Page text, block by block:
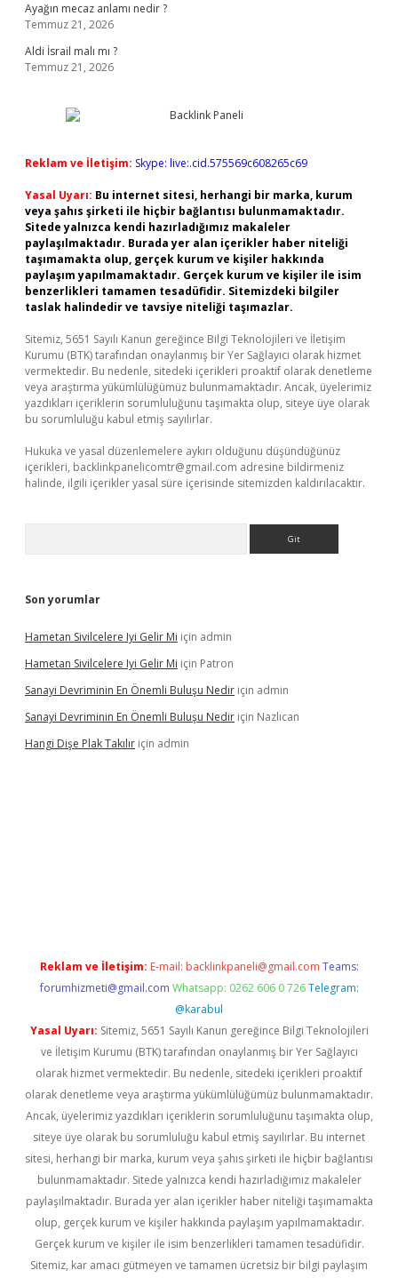
Ayağın mecaz anlamı nedir ?
Temmuz 21, 2026
Aldi İsrail malı mı ?
Temmuz 21, 2026
Reklam ve İletişim: Skype: live:.cid.575569c608265c69
Yasal Uyarı: Bu internet sitesi, herhangi bir marka, kurum
veya şahıs şirketi ile hiçbir bağlantısı bulunmamaktadır.
Sitede yalnızca kendi hazırladığımız makaleler
paylaşılmaktadır. Burada yer alan içerikler haber niteliği
taşımamakta olup, gerçek kurum ve kişiler hakkında
paylaşım yapılmamaktadır. Gerçek kurum ve kişiler ile isim
benzerlikleri tamamen tesadüfidir. Sitemizdeki bilgiler
taslak halindedir ve tavsiye niteliği taşımazlar.
Sitemiz, 5651 Sayılı Kanun gereğince Bilgi Teknolojileri ve İletişim
Kurumu (BTK) tarafından onaylanmış bir Yer Sağlayıcı olarak hizmet
vermektedir. Bu nedenle, sitedeki içerikleri proaktif olarak denetleme
veya araştırma yükümlülüğümüz bulunmamaktadır. Ancak, üyelerimiz
yazdıkları içeriklerin sorumluluğunu taşımakta olup, siteye üye olarak
bu sorumluluğu kabul etmiş sayılırlar.
Hukuka ve yasal düzenlemelere aykırı olduğunu düşündüğünüz
içerikleri, backlinkpanelicomtr@gmail.com adresine bildirmeniz
halinde, ilgili içerikler yasal süre içerisinde sitemizden kaldırılacaktır.
Son yorumlar
Hametan Sivilcelere Iyi Gelir Mi için admin
Hametan Sivilcelere Iyi Gelir Mi için Patron
Sanayi Devriminin En Önemli Buluşu Nedir için admin
Sanayi Devriminin En Önemli Buluşu Nedir için Nazlıcan
Hangi Dişe Plak Takılır için admin
Reklam ve İletişim: E-mail: backlinkpaneli@gmail.com Teams:
forumhizmeti@gmail.com Whatsapp: 0262 606 0 726 Telegram:
@karabul
Yasal Uyarı: Sitemiz, 5651 Sayılı Kanun gereğince Bilgi Teknolojileri
ve İletişim Kurumu (BTK) tarafından onaylanmış bir Yer Sağlayıcı
olarak hizmet vermektedir. Bu nedenle, sitedeki içerikleri proaktif
olarak denetleme veya araştırma yükümlülüğümüz bulunmamaktadır.
Ancak, üyelerimiz yazdıkları içeriklerin sorumluluğunu taşımakta olup,
siteye üye olarak bu sorumluluğu kabul etmiş sayılırlar. Bu internet
sitesi, herhangi bir marka, kurum veya şahıs şirketi ile hiçbir bağlantısı
bulunmamaktadır. Sitede yalnızca kendi hazırladığımız makaleler
paylaşılmaktadır. Burada yer alan içerikler haber niteliği taşımamakta
olup, gerçek kurum ve kişiler hakkında paylaşım yapılmamaktadır.
Gerçek kurum ve kişiler ile isim benzerlikleri tamamen tesadüfidir.
Sitemiz, kar amacı gütmeyen ve tamamen ücretsiz bir bilgi paylaşım